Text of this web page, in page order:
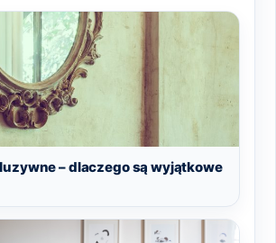
– dlaczego są wyjątkowe